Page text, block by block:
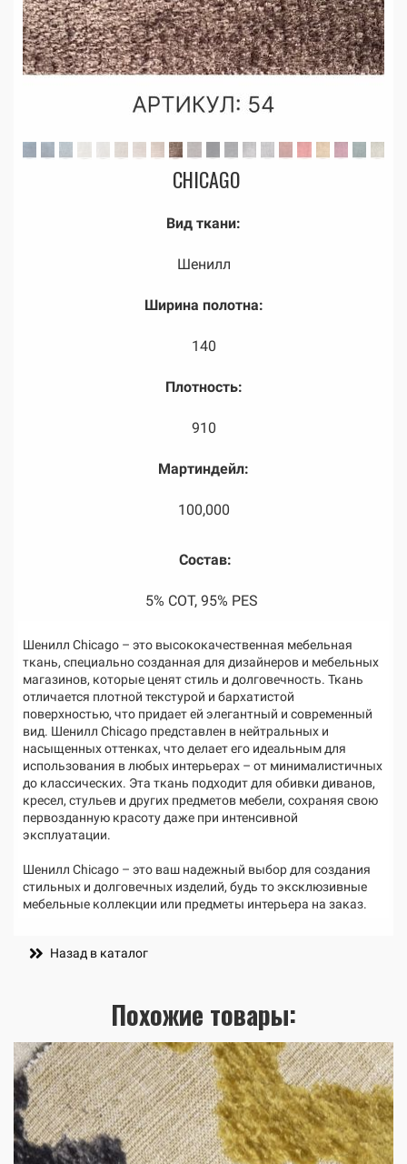
CHICAGO
Вид ткани:
Шенилл
Ширина полотна:
140
Плотность:
910
Мартиндейл:
100,000
Состав:
5% COT, 95% PES
Шенилл Chicago – это высококачественная мебельная
ткань, специально созданная для дизайнеров и мебельных
магазинов, которые ценят стиль и долговечность. Ткань
отличается плотной текстурой и бархатистой
поверхностью, что придает ей элегантный и современный
вид. Шенилл Chicago представлен в нейтральных и
насыщенных оттенках, что делает его идеальным для
использования в любых интерьерах – от минималистичных
до классических. Эта ткань подходит для обивки диванов,
кресел, стульев и других предметов мебели, сохраняя свою
первозданную красоту даже при интенсивной
эксплуатации.
Шенилл Chicago – это ваш надежный выбор для создания
стильных и долговечных изделий, будь то эксклюзивные
мебельные коллекции или предметы интерьера на заказ.
Назад в каталог
Похожие товары: